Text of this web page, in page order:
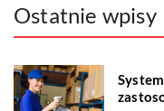
Ostatnie wpisy